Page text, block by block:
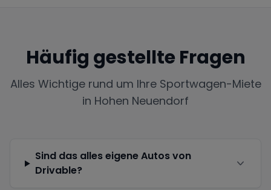
Häufig gestellte Fragen
Alles Wichtige rund um Ihre Sportwagen-Miete
in Hohen Neuendorf
Sind das alles eigene Autos von
Drivable?